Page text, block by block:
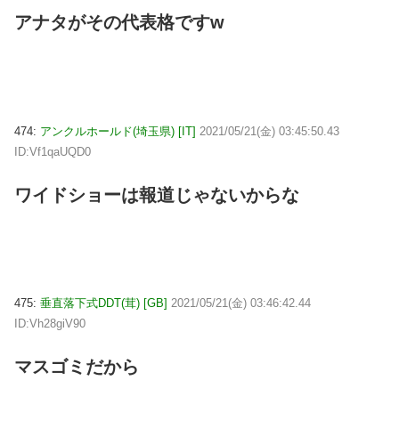
アナタがその代表格ですw
474: アンクルホールド(埼玉県) [IT] 2021/05/21(金) 03:45:50.43
ID:Vf1qaUQD0
ワイドショーは報道じゃないからな
475: 垂直落下式DDT(茸) [GB] 2021/05/21(金) 03:46:42.44
ID:Vh28giV90
マスゴミだから